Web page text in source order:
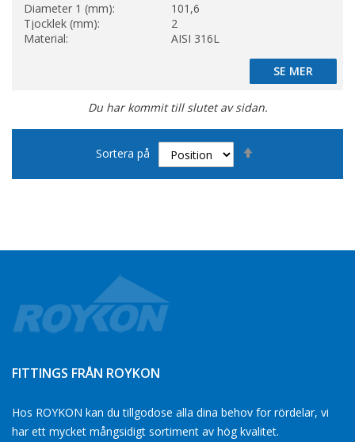
Diameter 1 (mm):
101,6
Tjocklek (mm):
2
Material:
AISI 316L
SE MER
SE MER
Du har kommit till slutet av sidan.
Sortera på
FITTINGS FRÅN ROYKON
Hos ROYKON kan du tillgodose alla dina behov for rördelar, vi
har ett mycket mångsidigt sortiment av hög kvalitet.